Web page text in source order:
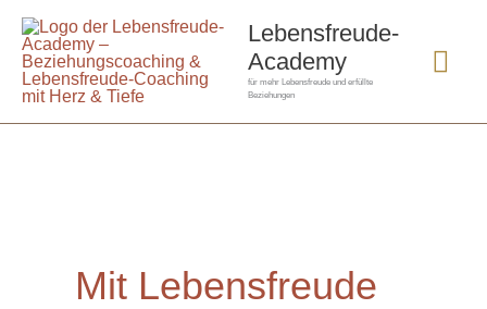
Zum
Inhalt
springen
Lebensfreude-
Academy
für mehr Lebensfreude und erfüllte
Beziehungen
Mit Lebensfreude